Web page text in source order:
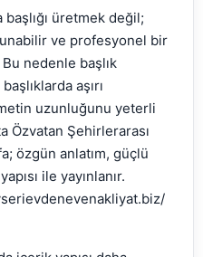
başlığı üretmek değil;
ve profesyonel bir
nedenle başlık
aşırı
uzunluğunu yeterli
Özvatan Şehirlerarası
özgün anlatım, güçlü
ile yayınlanır.